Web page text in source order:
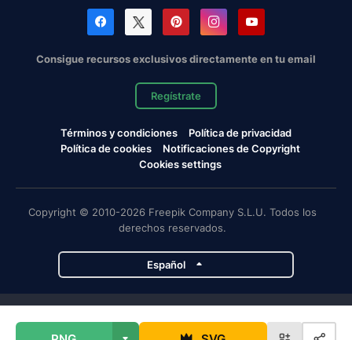
Consigue recursos exclusivos directamente en tu email
Regístrate
Términos y condiciones
Política de privacidad
Política de cookies
Notificaciones de Copyright
Cookies settings
Copyright © 2010-2026 Freepik Company S.L.U. Todos los
derechos reservados.
Español